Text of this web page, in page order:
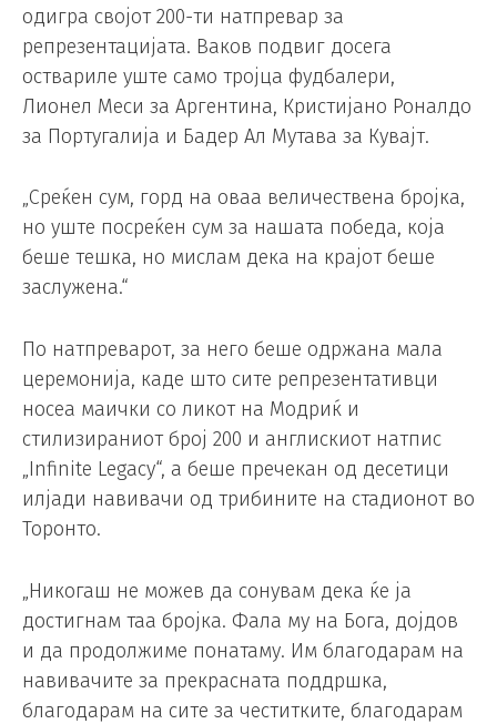
одигра својот 200-ти натпревар за
репрезентацијата. Ваков подвиг досега
оствариле уште само тројца фудбалери,
Лионел Меси за Аргентина, Кристијано Роналдо
за Португалија и Бадер Ал Мутава за Кувајт.
„Среќен сум, горд на оваа величествена бројка,
но уште посреќен сум за нашата победа, која
беше тешка, но мислам дека на крајот беше
заслужена.“
По натпреварот, за него беше одржана мала
церемонија, каде што сите репрезентативци
носеа маички со ликот на Модриќ и
стилизираниот број 200 и англискиот натпис
„Infinite Legacy“, а беше пречекан од десетици
илјади навивачи од трибините на стадионот во
Торонто.
„Никогаш не можев да сонувам дека ќе ја
достигнам таа бројка. Фала му на Бога, дојдов
и да продолжиме понатаму. Им благодарам на
навивачите за прекрасната поддршка,
благодарам на сите за честитките, благодарам